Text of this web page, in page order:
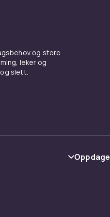
og store
leker og
slett.
Oppdage